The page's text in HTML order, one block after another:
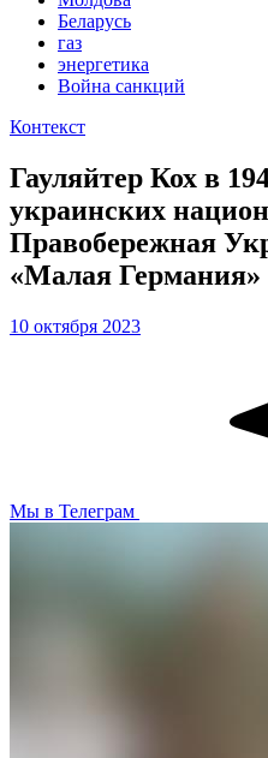
Беларусь
газ
энергетика
Война санкций
Контекст
Гауляйтер Кох в
украинских
Правобережная
«Малая Германия»
10 октября 2023
Мы в Телеграм